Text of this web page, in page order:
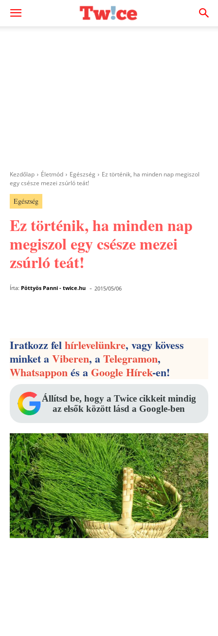
Kezdőlap Életmód Egészség
Ez történik, ha minden nap megiszol
egy csésze mezei zsúrló teát!
Egészség
Ez történik, ha minden nap
megiszol egy csésze mezei
zsúrló teát!
Írta: Pöttyös Panni - twice.hu - 2015/05/06
Iratkozz felhírlevelünkre, vagy kövess
minket aViberen, aTelegramon,
Whatsapponés aGoogle Hírek-en!
Állítsd be, hogy a Twice cikkeit mindig
az elsők között lásd a Google-ben